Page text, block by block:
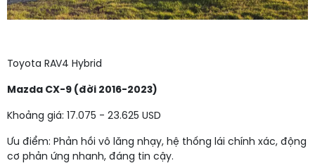
Toyota RAV4 Hybrid
Mazda CX-9 (đời 2016-2023)
Khoảng giá: 17.075 - 23.625 USD
Ưu điểm: Phản hồi vô lăng nhạy, hệ thống lái chính xác, động
cơ phản ứng nhanh, đáng tin cậy.